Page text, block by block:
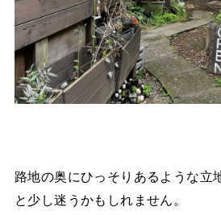
路地の奥にひっそりあるような立
と少し迷うかもしれません。